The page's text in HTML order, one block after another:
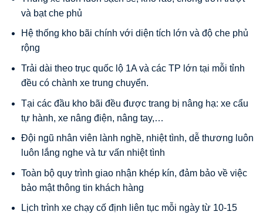
và bạt che phủ
Hệ thống kho bãi chính với diện tích lớn và độ che phủ
rộng
Trải dài theo trục quốc lộ 1A và các TP lớn tại mỗi tỉnh
đều có chành xe trung chuyển.
Tại các đầu kho bãi đều được trang bị nâng hạ: xe cẩu
tự hành, xe nâng điện, nâng tay,…
Đội ngũ nhân viên lành nghề, nhiệt tình, dễ thương luôn
luôn lắng nghe và tư vấn nhiệt tình
Toàn bộ quy trình giao nhận khép kín, đảm bảo về việc
bảo mật thông tin khách hàng
Lịch trình xe chạy cố định liên tục mỗi ngày từ 10-15